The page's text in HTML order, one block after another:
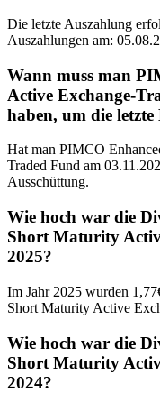
Die letzte Auszahlung
Auszahlungen am:
Wann muss man
Active Exchange-
haben, um die
Hat man PIMCO
Traded Fund am
Ausschüttung.
Wie hoch war die
Short Maturity
2025?
Im Jahr 2025 wurden
Short Maturity Active
Wie hoch war die
Short Maturity
2024?